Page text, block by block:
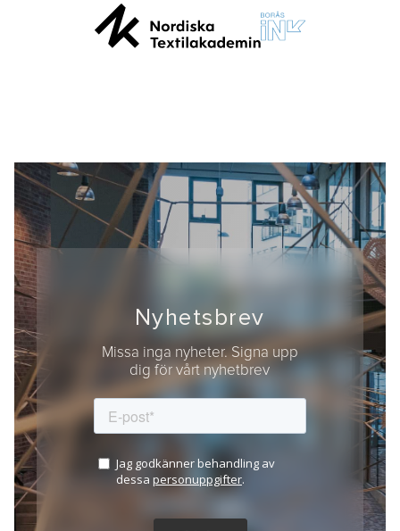
Nyhetsbrev
Missa inga nyheter. Signa upp
dig för vårt nyhetbrev